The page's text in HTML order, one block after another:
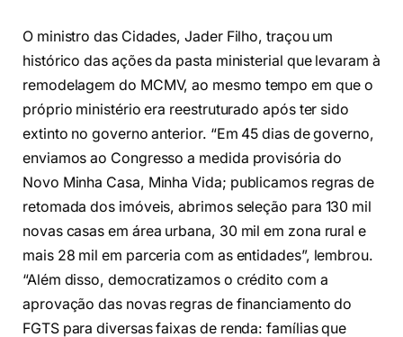
O ministro das Cidades, Jader Filho, traçou um
histórico das ações da pasta ministerial que levaram à
remodelagem do MCMV, ao mesmo tempo em que o
próprio ministério era reestruturado após ter sido
extinto no governo anterior. “Em 45 dias de governo,
enviamos ao Congresso a medida provisória do
Novo Minha Casa, Minha Vida; publicamos regras de
retomada dos imóveis, abrimos seleção para 130 mil
novas casas em área urbana, 30 mil em zona rural e
mais 28 mil em parceria com as entidades”, lembrou.
“Além disso, democratizamos o crédito com a
aprovação das novas regras de financiamento do
FGTS para diversas faixas de renda: famílias que